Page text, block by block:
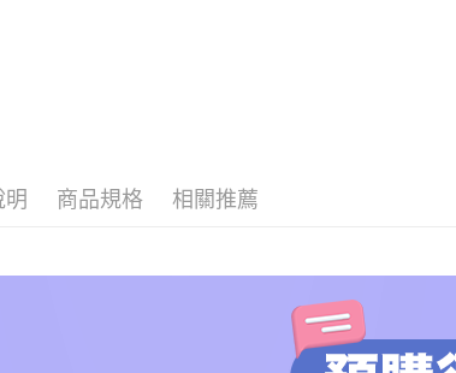
明 商品規格 相關推薦